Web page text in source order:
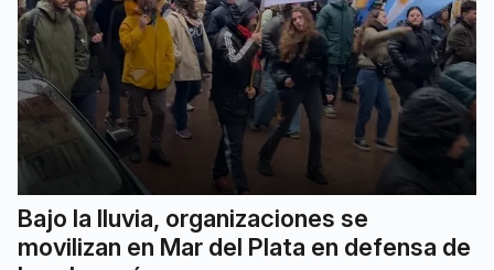
Bajo la lluvia, organizaciones se
movilizan en Mar del Plata en defensa de